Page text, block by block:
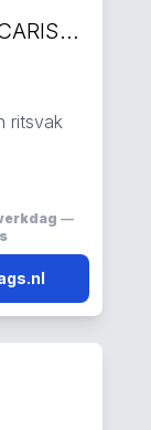
Castelijn & Beerens CARISMA schoudertas groen
ritsvak
—